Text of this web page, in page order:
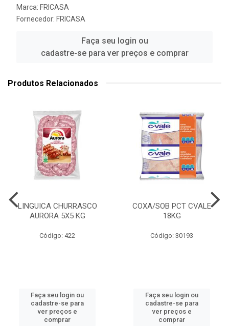
Marca: FRICASA
Fornecedor: FRICASA
Faça seu login ou
cadastre-se para ver preços e comprar
Produtos Relacionados
LINGUICA CHURRASCO
AURORA 5X5 KG
Código: 422
Faça seu login ou
cadastre-se para
ver preços e
comprar
COXA/SOB PCT CVALE
18KG
Código: 30193
Faça seu login ou
cadastre-se para
ver preços e
comprar